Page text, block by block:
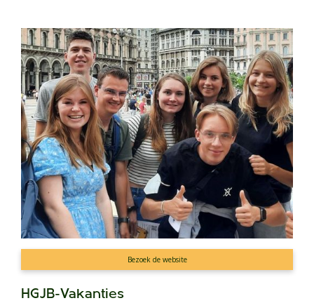
Bezoek de website
HGJB-Vakanties